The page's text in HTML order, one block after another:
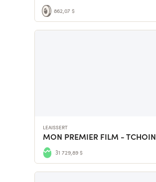
862,07 $
LEAISSERT
MON PREMIER FILM - TCHOIN
31 729,89 $